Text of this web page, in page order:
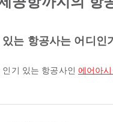
는 항공사는 어디인
인기 있는 항공사인에어아